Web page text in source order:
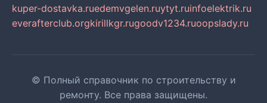
kuper-dostavka.ruedemvgelen.ruytyt.ruinfoelektrik.ru
everafterclub.orgkirillkgr.rugoodv1234.ruoopslady.ru
© Полный справочник по строительству и
ремонту. Все права защищены.